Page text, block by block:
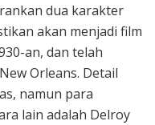
dua karakter
akan menjadi film
an, dan telah
Orleans. Detail
namun para
lain adalah Delroy